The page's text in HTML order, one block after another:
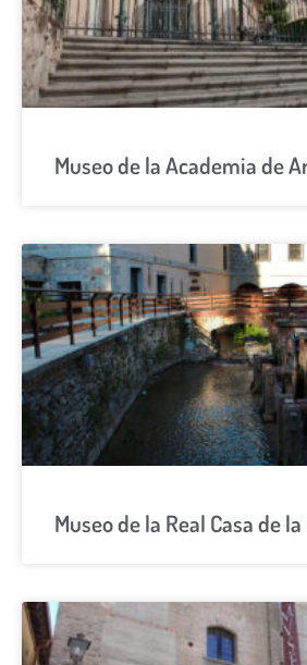
Museo de la Academia de
Museo de la Real Casa de